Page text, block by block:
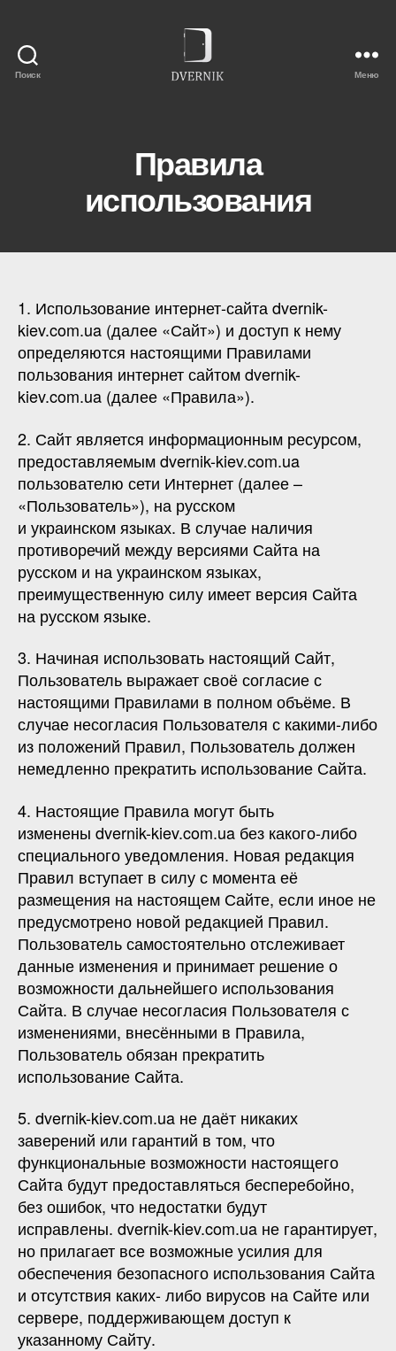
Поиск Меню
Правила
использования
1. Использование интернет-сайта dvernik-
kiev.com.ua (далее «Сайт») и доступ к нему
определяются настоящими Правилами
пользования интернет сайтом dvernik-
kiev.com.ua (далее «Правила»).
2. Сайт является информационным ресурсом,
предоставляемым dvernik-kiev.com.ua
пользователю сети Интернет (далее –
«Пользователь»), на русском
и украинском языках. В случае наличия
противоречий между версиями Сайта на
русском и на украинском языках,
преимущественную силу имеет версия Сайта
на русском языке.
3. Начиная использовать настоящий Сайт,
Пользователь выражает своё согласие с
настоящими Правилами в полном объёме. В
случае несогласия Пользователя с какими-либо
из положений Правил, Пользователь должен
немедленно прекратить использование Сайта.
4. Настоящие Правила могут быть
изменены dvernik-kiev.com.ua без какого-либо
специального уведомления. Новая редакция
Правил вступает в силу с момента её
размещения на настоящем Сайте, если иное не
предусмотрено новой редакцией Правил.
Пользователь самостоятельно отслеживает
данные изменения и принимает решение о
возможности дальнейшего использования
Сайта. В случае несогласия Пользователя с
изменениями, внесёнными в Правила,
Пользователь обязан прекратить
использование Сайта.
5. dvernik-kiev.com.ua не даёт никаких
заверений или гарантий в том, что
функциональные возможности настоящего
Сайта будут предоставляться бесперебойно,
без ошибок, что недостатки будут
исправлены. dvernik-kiev.com.ua не гарантирует,
но прилагает все возможные усилия для
обеспечения безопасного использования Сайта
и отсутствия каких- либо вирусов на Сайте или
сервере, поддерживающем доступ к
указанному Сайту.